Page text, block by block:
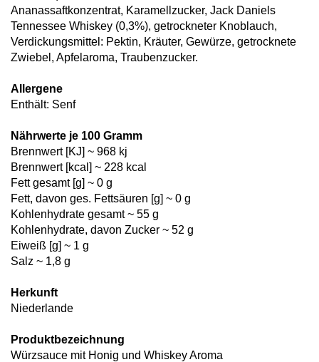
Ananassaftkonzentrat, Karamellzucker, Jack Daniels
Tennessee Whiskey (0,3%), getrockneter Knoblauch,
Verdickungsmittel: Pektin, Kräuter, Gewürze, getrocknete
Zwiebel, Apfelaroma, Traubenzucker.
Allergene
Enthält: Senf
Nährwerte je 100 Gramm
Brennwert [KJ] ~ 968 kj
Brennwert [kcal] ~ 228 kcal
Fett gesamt [g] ~ 0 g
Fett, davon ges. Fettsäuren [g] ~ 0 g
Kohlenhydrate gesamt ~ 55 g
Kohlenhydrate, davon Zucker ~ 52 g
Eiweiß [g] ~ 1 g
Salz ~ 1,8 g
Herkunft
Niederlande
Produktbezeichnung
Würzsauce mit Honig und Whiskey Aroma